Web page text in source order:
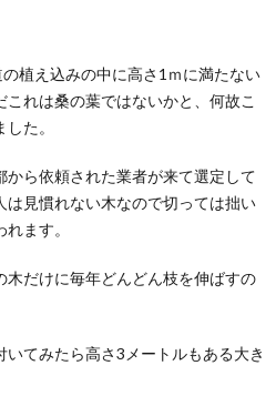
植え込みの中に高さ1ｍに満たない
れは桑の葉ではないかと、何故こ
た。
ら依頼された業者が来て選定して
は見慣れない木なので切っては拙い
ます。
木だけに毎年どんどん枝を伸ばすの
てみたら高さ3メートルもある大き